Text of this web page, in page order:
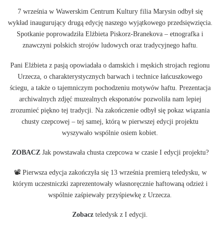
7 września w Wawerskim Centrum Kultury filia Marysin odbył się
wykład inaugurujący drugą edycję naszego wyjątkowego przedsięwzięcia.
Spotkanie poprowadziła Elżbieta Piskorz-Branekova – etnografka i
znawczyni polskich strojów ludowych oraz tradycyjnego haftu.
Pani Elżbieta z pasją opowiadała o damskich i męskich strojach regionu
Urzecza, o charakterystycznych barwach i technice łańcuszkowego
ściegu, a także o tajemniczym pochodzeniu motywów haftu. Prezentacja
archiwalnych zdjęć muzealnych eksponatów pozwoliła nam lepiej
zrozumieć piękno tej tradycji. Na zakończenie odbył się pokaz wiązania
chusty czepcowej – tej samej, którą w pierwszej edycji projektu
wyszywało wspólnie osiem kobiet.
ZOBACZJak powstawała chusta czepcowa w czasie I edycji projektu?
📽 Pierwsza edycja zakończyła się 13 września premierą teledysku, w
którym uczestniczki zaprezentowały własnoręcznie haftowaną odzież i
wspólnie zaśpiewały przyśpiewkę z Urzecza.
Zobacz teledysk z I edycji.